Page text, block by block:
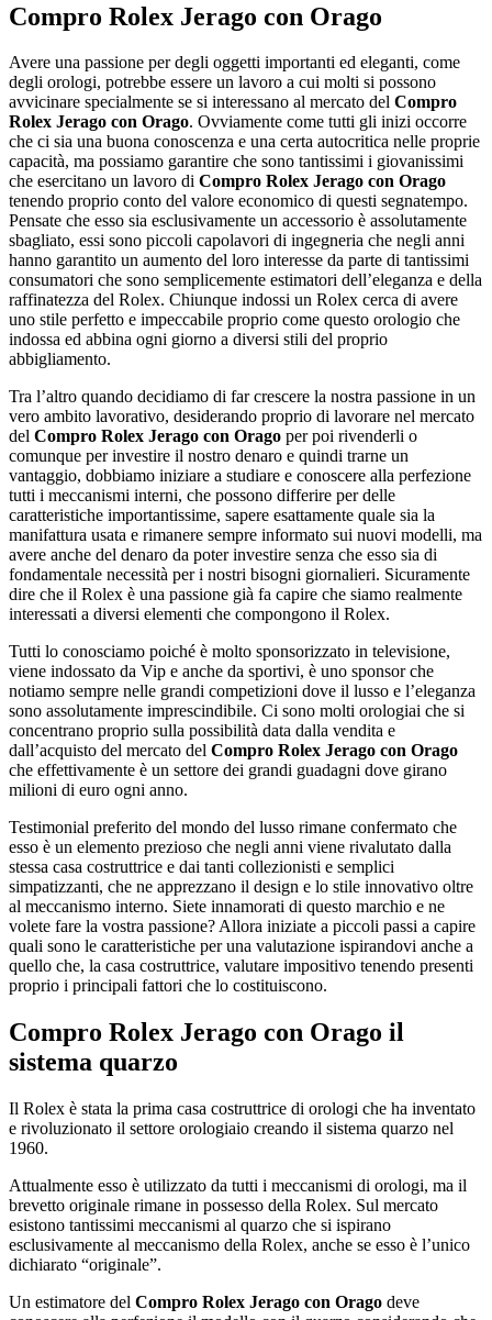
Compro Rolex Jerago con Orago
Avere una passione per degli oggetti importanti ed eleganti, come
degli orologi, potrebbe essere un lavoro a cui molti si possono
avvicinare specialmente se si interessano al mercato del Compro
Rolex Jerago con Orago. Ovviamente come tutti gli inizi occorre
che ci sia una buona conoscenza e una certa autocritica nelle proprie
capacità, ma possiamo garantire che sono tantissimi i giovanissimi
che esercitano un lavoro di Compro Rolex Jerago con Orago
tenendo proprio conto del valore economico di questi segnatempo.
Pensate che esso sia esclusivamente un accessorio è assolutamente
sbagliato, essi sono piccoli capolavori di ingegneria che negli anni
hanno garantito un aumento del loro interesse da parte di tantissimi
consumatori che sono semplicemente estimatori dell’eleganza e della
raffinatezza del Rolex. Chiunque indossi un Rolex cerca di avere
uno stile perfetto e impeccabile proprio come questo orologio che
indossa ed abbina ogni giorno a diversi stili del proprio
abbigliamento.
Tra l’altro quando decidiamo di far crescere la nostra passione in un
vero ambito lavorativo, desiderando proprio di lavorare nel mercato
del Compro Rolex Jerago con Orago per poi rivenderli o
comunque per investire il nostro denaro e quindi trarne un
vantaggio, dobbiamo iniziare a studiare e conoscere alla perfezione
tutti i meccanismi interni, che possono differire per delle
caratteristiche importantissime, sapere esattamente quale sia la
manifattura usata e rimanere sempre informato sui nuovi modelli, ma
avere anche del denaro da poter investire senza che esso sia di
fondamentale necessità per i nostri bisogni giornalieri. Sicuramente
dire che il Rolex è una passione già fa capire che siamo realmente
interessati a diversi elementi che compongono il Rolex.
Tutti lo conosciamo poiché è molto sponsorizzato in televisione,
viene indossato da Vip e anche da sportivi, è uno sponsor che
notiamo sempre nelle grandi competizioni dove il lusso e l’eleganza
sono assolutamente imprescindibile. Ci sono molti orologiai che si
concentrano proprio sulla possibilità data dalla vendita e
dall’acquisto del mercato del Compro Rolex Jerago con Orago
che effettivamente è un settore dei grandi guadagni dove girano
milioni di euro ogni anno.
Testimonial preferito del mondo del lusso rimane confermato che
esso è un elemento prezioso che negli anni viene rivalutato dalla
stessa casa costruttrice e dai tanti collezionisti e semplici
simpatizzanti, che ne apprezzano il design e lo stile innovativo oltre
al meccanismo interno. Siete innamorati di questo marchio e ne
volete fare la vostra passione? Allora iniziate a piccoli passi a capire
quali sono le caratteristiche per una valutazione ispirandovi anche a
quello che, la casa costruttrice, valutare impositivo tenendo presenti
proprio i principali fattori che lo costituiscono.
Compro Rolex Jerago con Orago il
sistema quarzo
Il Rolex è stata la prima casa costruttrice di orologi che ha inventato
e rivoluzionato il settore orologiaio creando il sistema quarzo nel
1960.
Attualmente esso è utilizzato da tutti i meccanismi di orologi, ma il
brevetto originale rimane in possesso della Rolex. Sul mercato
esistono tantissimi meccanismi al quarzo che si ispirano
esclusivamente al meccanismo della Rolex, anche se esso è l’unico
dichiarato “originale”.
Un estimatore del Compro Rolex Jerago con Orago deve